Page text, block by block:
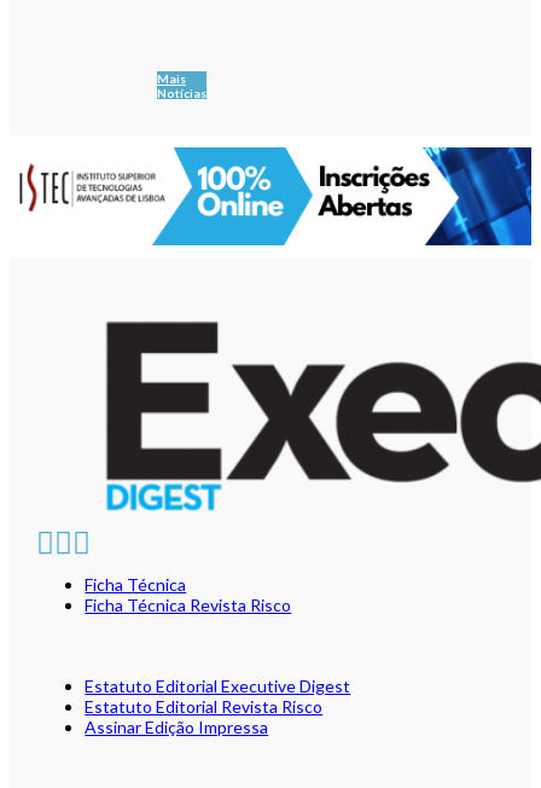
Mais
Notícias
Ficha Técnica
Ficha Técnica Revista Risco
Estatuto Editorial Executive Digest
Estatuto Editorial Revista Risco
Assinar Edição Impressa